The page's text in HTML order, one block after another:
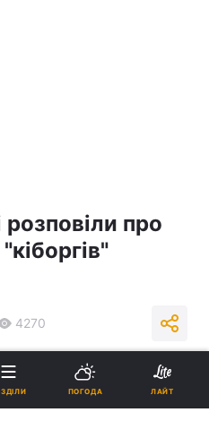
розповіли про
4270
на нас в Google
ПОГОДА ЛАЙТ